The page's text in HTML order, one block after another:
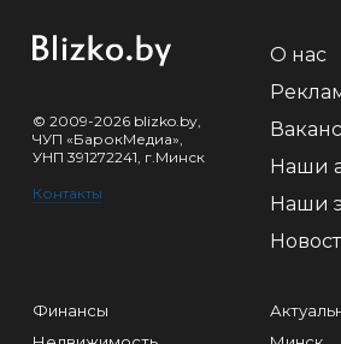
© 2009-2026 blizko.by,
ЧУП «БарокМедиа»,
УНП 391272241, г.Минск
Контакты
О нас
Наши
Наши
Финансы